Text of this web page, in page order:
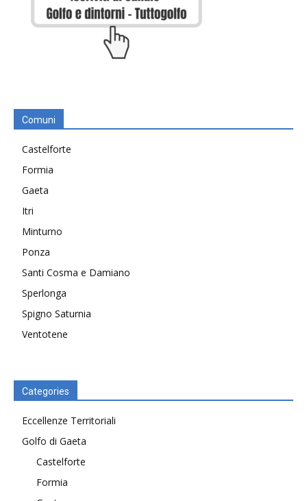
Comuni
Castelforte
Formia
Gaeta
Itri
Minturno
Ponza
Santi Cosma e Damiano
Sperlonga
Spigno Saturnia
Ventotene
Categories
Eccellenze Territoriali
Golfo di Gaeta
Castelforte
Formia